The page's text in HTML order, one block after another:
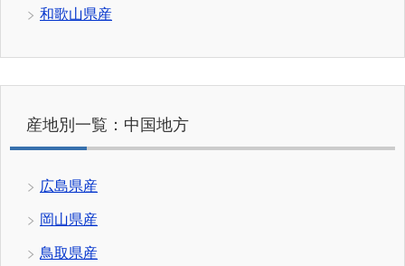
和歌山県産
産地別一覧：中国地方
広島県産
岡山県産
鳥取県産